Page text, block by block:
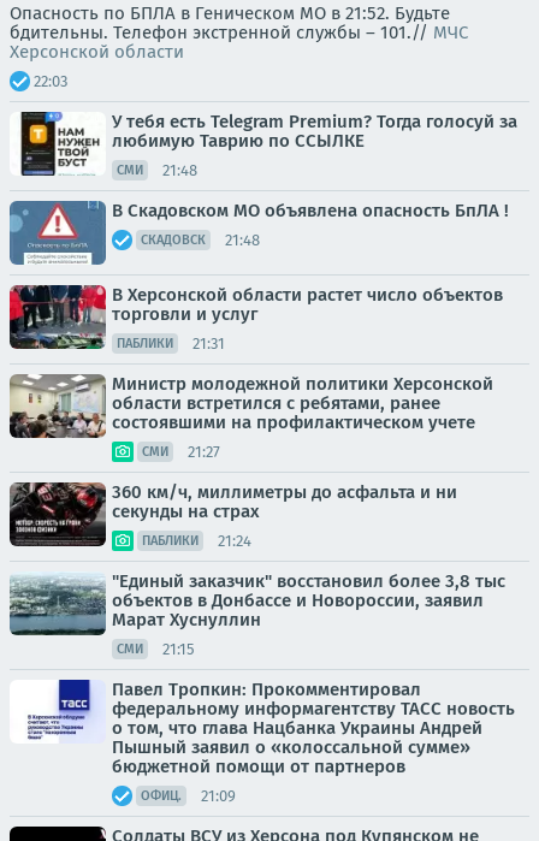
Опасность по БПЛА в Геническом МО в 21:52. Будьте
бдительны. Телефон экстренной службы – 101.// МЧС
Херсонской области
22:03
У тебя есть Telegram Premium? Тогда голосуй за
любимую Таврию по ССЫЛКЕ
СМИ 21:48
В Скадовском МО объявлена опасность БпЛА !
СКАДОВСК 21:48
В Херсонской области растет число объектов
торговли и услуг
ПАБЛИКИ 21:31
Министр молодежной политики Херсонской
области встретился с ребятами, ранее
состоявшими на профилактическом учете
СМИ 21:27
360 км/ч, миллиметры до асфальта и ни
секунды на страх
ПАБЛИКИ 21:24
"Единый заказчик" восстановил более 3,8 тыс
объектов в Донбассе и Новороссии, заявил
Марат Хуснуллин
СМИ 21:15
Павел Тропкин: Прокомментировал
федеральному информагентству ТАСС новость
о том, что глава Нацбанка Украины Андрей
Пышный заявил о «колоссальной сумме»
бюджетной помощи от партнеров
ОФИЦ. 21:09